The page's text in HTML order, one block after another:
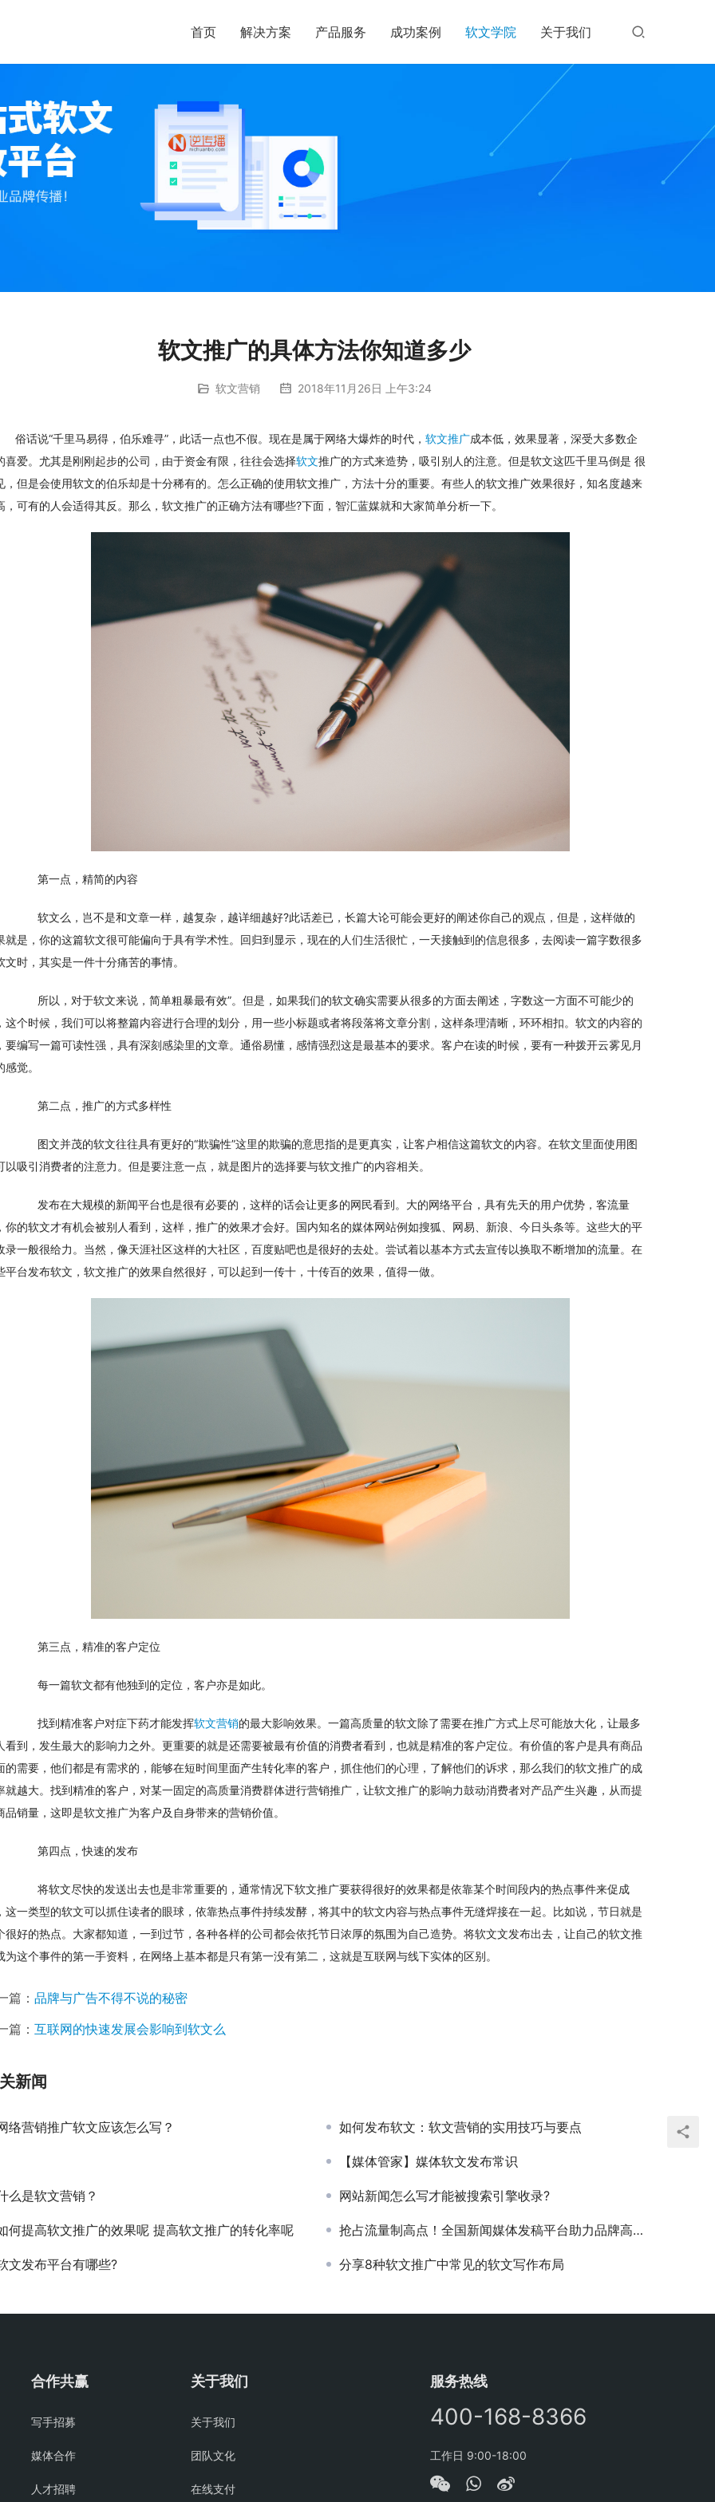
首页 解决方案 产品服务 成功案例 软文学院 关于我们
软文推广的具体方法你知道多少
软文营销 2018年11月26日 上午3:24
俗话说“千里马易得，伯乐难寻”，此话一点也不假。现在是属于网络大爆炸的时代， 软文推广成本低，效果显著，深受大多数企
喜爱。尤其是刚刚起步的公司，由于资金有限，往往会选择软文推广的方式来造势，吸引别人的注意。但是软文这匹千里马倒是 很
，但是会使用软文的伯乐却是十分稀有的。怎么正确的使用软文推广，方法十分的重要。有些人的软文推广效果很好，知名度越来
，可有的人会适得其反。那么，软文推广的正确方法有哪些?下面，智汇蓝媒就和大家简单分析一下。
第一点，精简的内容
软文么，岂不是和文章一样，越复杂，越详细越好?此话差已，长篇大论可能会更好的阐述你自己的观点，但是，这样做的
就是，你的这篇软文很可能偏向于具有学术性。回归到显示，现在的人们生活很忙，一天接触到的信息很多，去阅读一篇字数很多
文时，其实是一件十分痛苦的事情。
所以，对于软文来说，简单粗暴最有效”。但是，如果我们的软文确实需要从很多的方面去阐述，字数这一方面不可能少的
这个时候，我们可以将整篇内容进行合理的划分，用一些小标题或者将段落将文章分割，这样条理清晰，环环相扣。软文的内容的
要编写一篇可读性强，具有深刻感染里的文章。通俗易懂，感情强烈这是最基本的要求。客户在读的时候，要有一种拨开云雾见月
感觉。
第二点，推广的方式多样性
图文并茂的软文往往具有更好的“欺骗性”这里的欺骗的意思指的是更真实，让客户相信这篇软文的内容。在软文里面使用图
以吸引消费者的注意力。但是要注意一点，就是图片的选择要与软文推广的内容相关。
发布在大规模的新闻平台也是很有必要的，这样的话会让更多的网民看到。大的网络平台，具有先天的用户优势，客流量
你的软文才有机会被别人看到，这样，推广的效果才会好。国内知名的媒体网站例如搜狐、网易、新浪、今日头条等。这些大的平
录一般很给力。当然，像天涯社区这样的大社区，百度贴吧也是很好的去处。尝试着以基本方式去宣传以换取不断增加的流量。在
平台发布软文，软文推广的效果自然很好，可以起到一传十，十传百的效果，值得一做。
第三点，精准的客户定位
每一篇软文都有他独到的定位，客户亦是如此。
找到精准客户对症下药才能发挥软文营销的最大影响效果。一篇高质量的软文除了需要在推广方式上尽可能放大化，让最多
看到，发生最大的影响力之外。更重要的就是还需要被最有价值的消费者看到，也就是精准的客户定位。有价值的客户是具有商品
的需要，他们都是有需求的，能够在短时间里面产生转化率的客户，抓住他们的心理，了解他们的诉求，那么我们的软文推广的成
就越大。找到精准的客户，对某一固定的高质量消费群体进行营销推广，让软文推广的影响力鼓动消费者对产品产生兴趣，从而提
品销量，这即是软文推广为客户及自身带来的营销价值。
第四点，快速的发布
将软文尽快的发送出去也是非常重要的，通常情况下软文推广要获得很好的效果都是依靠某个时间段内的热点事件来促成
这一类型的软文可以抓住读者的眼球，依靠热点事件持续发酵，将其中的软文内容与热点事件无缝焊接在一起。比如说，节日就是
很好的热点。大家都知道，一到过节，各种各样的公司都会依托节日浓厚的氛围为自己造势。将软文文发布出去，让自己的软文推
为这个事件的第一手资料，在网络上基本都是只有第一没有第二，这就是互联网与线下实体的区别。
篇： 品牌与广告不得不说的秘密
篇： 互联网的快速发展会影响到软文么
新闻
络营销推广软文应该怎么写？ 如何发布软文：软文营销的实用技巧与要点
【媒体管家】媒体软文发布常识
么是软文营销？ 网站新闻怎么写才能被搜索引擎收录?
何提高软文推广的效果呢 提高软文推广的转化率呢 抢占流量制高点！全国新闻媒体发稿平台助力品牌高效破圈
文发布平台有哪些? 分享8种软文推广中常见的软文写作布局
合作共赢
写手招募
媒体合作
人才招聘
关于我们
关于我们
团队文化
在线支付
服务热线
400-168-8366
工作日 9:00-18:00